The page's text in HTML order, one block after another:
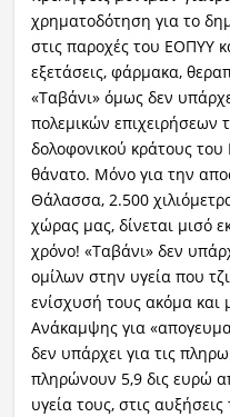
χρηματοδότηση για το
στις παροχές του ΕΟΠΥΥ
εξετάσεις, φάρμακα,
«Ταβάνι» όμως δεν
πολεμικών επιχειρήσεων
δολοφονικού κράτους
θάνατο. Μόνο για την
Θάλασσα, 2.500
χώρας μας, δίνεται μισό
χρόνο! «Ταβάνι» δεν
ομίλων στην υγεία που
ενίσχυσή τους ακόμα και
Ανάκαμψης για
δεν υπάρχει για τις
πληρώνουν 5,9 δις ευρώ
υγεία τους, στις